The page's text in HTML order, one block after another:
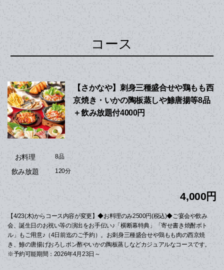
コース
【さかなや】刺身三種盛合せや鶏もも西
京焼き・いかの陶板蒸しや鯵唐揚等8品
＋飲み放題付4000円
お料理 8品
飲み放題 120分
4,000円
【4/23(木)からコース内容が変更】◆お料理のみ2500円(税込)◆ご宴会や飲み
会、誕生日のお祝い等の演出をお手伝い♪「横断幕特典」「寄せ書き焼酎ボト
ル」もご用意♪（4日前迄のご予約）。お刺身三種盛合せや鶏もも肉の西京焼
き、鯵の唐揚げおろしポン酢やいかの陶板蒸しなどカジュアルなコースです。
※予約可能期間：2026年4月23日～